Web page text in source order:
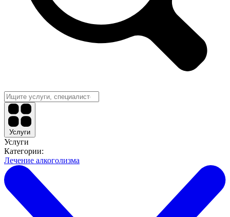
Услуги
Услуги
Категории:
Лечение алкоголизма